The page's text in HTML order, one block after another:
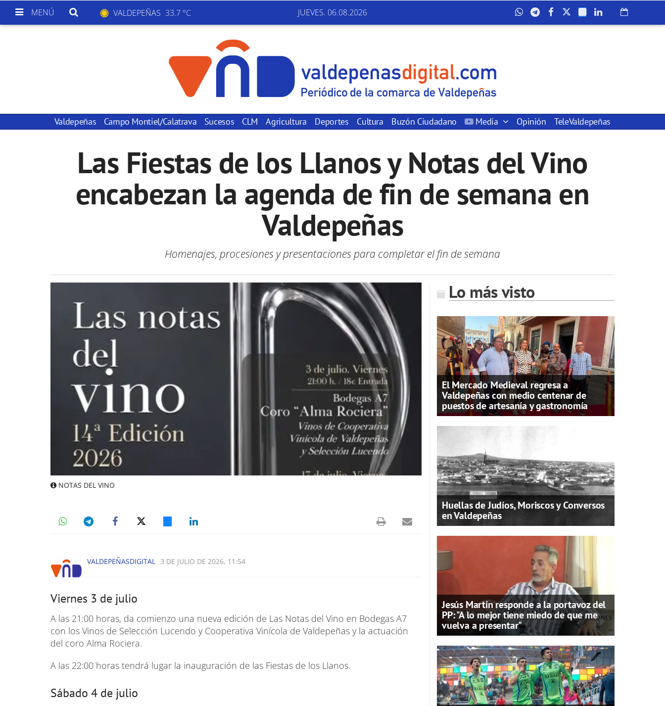
MENÚ VALDEPEÑAS 33.7 °C JUEVES. 06.08.2026
Valdepeñas Campo Montiel/Calatrava Sucesos CLM Agricultura Deportes Cultura Buzón Ciudadano Media Opinión TeleValdepeñas
Las Fiestas de los Llanos y Notas del Vino
encabezan la agenda de fin de semana en
Valdepeñas
Homenajes, procesiones y presentaciones para completar el fin de semana
NOTAS DEL VINO
VALDEPEÑASDIGITAL 3 DE JULIO DE 2026, 11:54
Viernes 3 de julio
A las 21:00 horas, da comienzo una nueva edición de Las Notas del Vino en Bodegas A7
con los Vinos de Selección Lucendo y Cooperativa Vinícola de Valdepeñas y la actuación
del coro Alma Rociera.
A las 22:00 horas tendrá lugar la inauguración de las Fiestas de los Llanos.
Sábado 4 de julio
Lo más visto
El Mercado Medieval regresa a
Valdepeñas con medio centenar de
puestos de artesanía y gastronomía
Huellas de Judíos, Moriscos y Conversos
en Valdepeñas
Jesús Martín responde a la portavoz del
PP: "A lo mejor tiene miedo de que me
vuelva a presentar"